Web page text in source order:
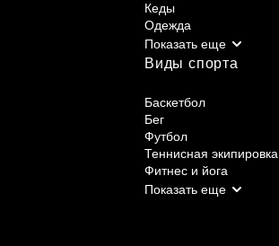
Кеды
Одежда
Виды спорта
Баскетбол
Бег
Футбол
Теннисная экипировка
Фитнес и йога